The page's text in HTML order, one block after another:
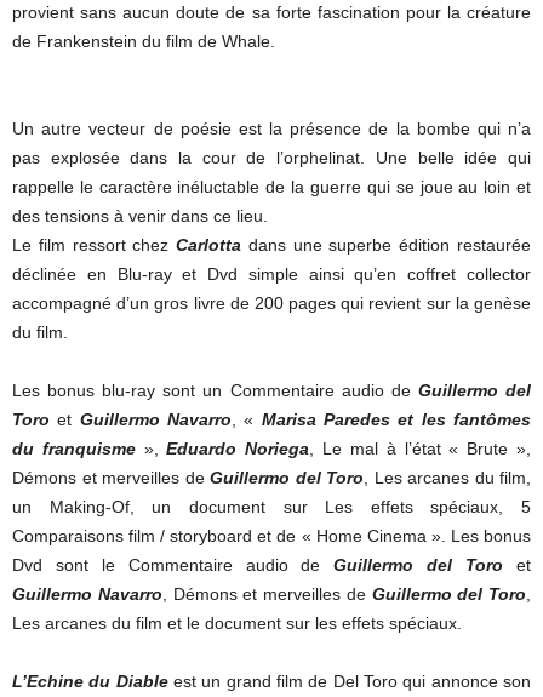
provient sans aucun doute de sa forte fascination pour la créature
de Frankenstein du film de Whale.
Un autre vecteur de poésie est la présence de la bombe qui n’a
pas explosée dans la cour de l’orphelinat. Une belle idée qui
rappelle le caractère inéluctable de la guerre qui se joue au loin et
des tensions à venir dans ce lieu.
Le film ressort chezCarlotta dans une superbe édition restaurée
déclinée en Blu-ray et Dvd simple ainsi qu’en coffret collector
accompagné d’un gros livre de 200 pages qui revient sur la genèse
du film.
Les bonus blu-ray sont un Commentaire audio de Guillermo del
Toro et Guillermo Navarro , « Marisa Paredes et les fantômes
du franquisme»,Eduardo Noriega , Le mal à l’état « Brute »,
Démons et merveilles de Guillermo del Toro , Les arcanes du film,
un Making-Of, un document sur Les effets spéciaux, 5
Comparaisons film / storyboard et de « Home Cinema ». Les bonus
Dvd sont le Commentaire audio deGuillermo del Toro et
Guillermo Navarro , Démons et merveilles deGuillermo del Toro
Les arcanes du film et le document sur les effets spéciaux.
L’Echine du Diableest un grand film de Del Toro qui annonce son